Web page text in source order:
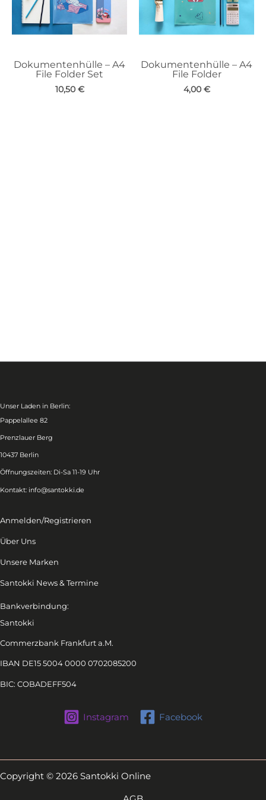
Dokumentenhülle – A4
File Folder Set
10,50 €
Dokumentenhülle – A4
File Folder
4,00 €
Unser Laden in Berlin:
Pappelallee 82
Prenzlauer Berg
10437 Berlin
Öffnungszeiten: Di-Sa 11-19 Uhr
Kontakt: info@santokki.de
Anmelden/Registrieren
Über Uns
Unsere Marken
Santokki News & Termine
Bankverbindung:
Santokki
Commerzbank Frankfurt a.M.
IBAN DE15 5004 0000 0702085200
BIC: COBADEFF504
Instagram Facebook
Copyright © 2026 Santokki Online